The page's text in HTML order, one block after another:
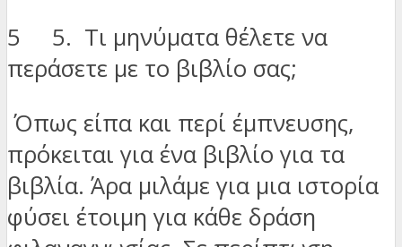
5 5. Τι μηνύματα θέλετε να
περάσετε με το βιβλίο σας;
Όπως είπα και περί έμπνευσης,
πρόκειται για ένα βιβλίο για τα
βιβλία. Άρα μιλάμε για μια ιστορία
φύσει έτοιμη για κάθε δράση